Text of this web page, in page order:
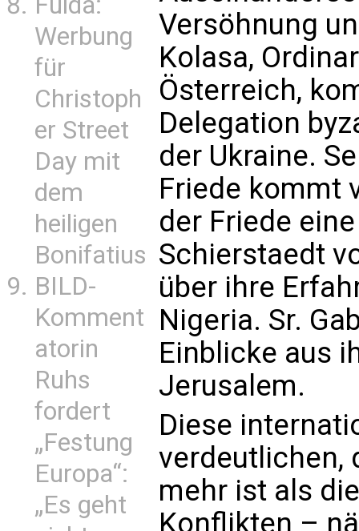
Werbung
für
Christoph
er Street
Day mit
dem
heiligen
Bonifatius
BILD-
Komment
atorin
Ruhs
fordert
„Festung
Europa“:
„Es geht
Versöhnung
Kolasa,
Österreich,
Delegation
der Ukraine.
Friede kommt
der Friede
Schierstaedt
über ihre
Nigeria. Sr.
Einblicke aus
Jerusalem.
Diese
verdeutlichen,
mehr ist als
Konflikten –